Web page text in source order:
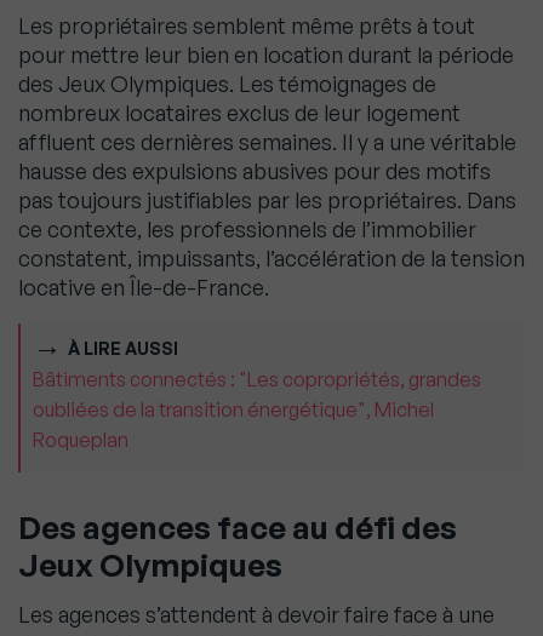
Les propriétaires semblent même prêts à tout
pour mettre leur bien en location durant la période
des Jeux Olympiques. Les témoignages de
nombreux locataires exclus de leur logement
affluent ces dernières semaines. Il y a une véritable
hausse des expulsions abusives pour des motifs
pas toujours justifiables par les propriétaires. Dans
ce contexte, les professionnels de l’immobilier
constatent, impuissants, l’accélération de la tension
locative en Île-de-France.
À LIRE AUSSI
Bâtiments connectés : "Les copropriétés, grandes
oubliées de la transition énergétique", Michel
Roqueplan
Des agences face au défi des
Jeux Olympiques
Les agences s’attendent à devoir faire face à une